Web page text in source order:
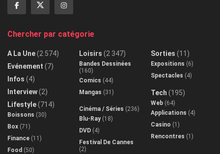
Chercher par catégorie
A La Une(2 574)
Evénement (7)
Infos (4)
Interview(2)
Lifestyle(714)
Boissons (30)
Box (71)
Finance (11)
Food (50)
Loisirs (2 347)
Bandes Dessinées
(160)
Comics (44)
Mangas (31)
Cinéma / Séries (236)
Blu-Ray(18)
DVD (4)
Festival De Cannes
(2)
Sorties (11)
Expositions (6)
Spectacles (4)
Tech (195)
Web (64)
Applications (4)
Casino (1)
Rencontres (1)